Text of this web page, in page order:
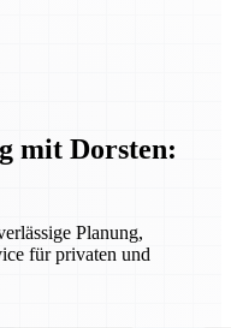
mit Dorsten:
Planung,
für privaten und